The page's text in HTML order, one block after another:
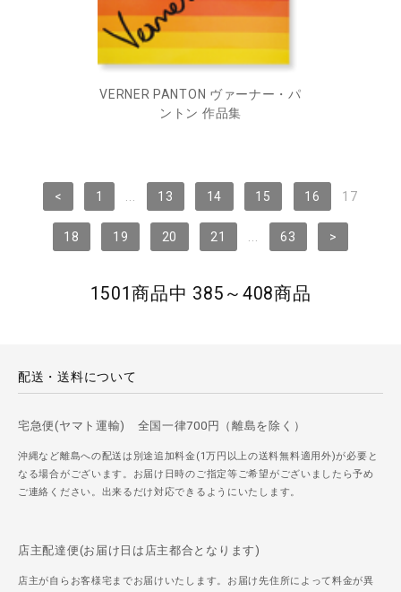
VERNER PANTON ヴァーナー・パ
ントン 作品集
< 1 13 14 15 16 17
18 19 20 21 63 >
1501商品中 385～408商品
配送・送料について
宅急便(ヤマト運輸) 全国一律700円（離島を除く）
沖縄など離島への配送は別途追加料金(1万円以上の送料無料適用外)が必要と
なる場合がございます。お届け日時のご指定等ご希望がございましたら予め
ご連絡ください。出来るだけ対応できるようにいたします。
店主配達便(お届け日は店主都合となります)
店主が自らお客様宅までお届けいたします。お届け先住所によって料金が異